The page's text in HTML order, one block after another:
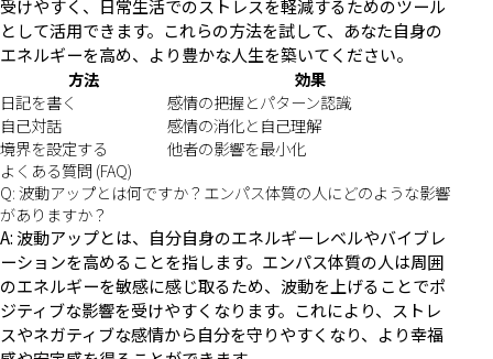
受けやすく、日常生活でのストレスを軽減するためのツール
として活用できます。これらの方法を試して、あなた自身の
エネルギーを高め、より豊かな人生を築いてください。
方法
効果
日記を書く
感情の把握とパターン認識
自己対話
感情の消化と自己理解
境界を設定する
他者の影響を最小化
よくある質問 (FAQ)
Q: 波動アップとは何ですか？エンパス体質の人にどのような影響
がありますか？
A: 波動アップとは、自分自身のエネルギーレベルやバイブレ
ーションを高めることを指します。エンパス体質の人は周囲
のエネルギーを敏感に感じ取るため、波動を上げることでポ
ジティブな影響を受けやすくなります。これにより、ストレ
スやネガティブな感情から自分を守りやすくなり、より幸福